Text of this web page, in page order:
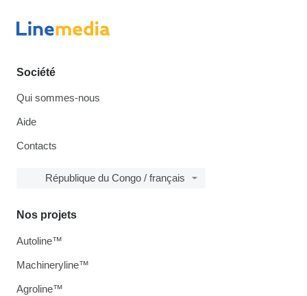
Société
Qui sommes-nous
Aide
Contacts
République du Congo / français
Nos projets
Autoline™
Machineryline™
Agroline™